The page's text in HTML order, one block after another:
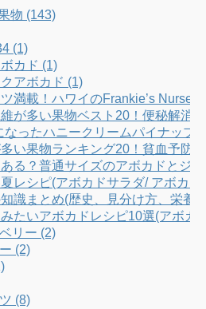
e
l
物 (143)
(1)
カド (1)
アボカド (1)
満載！ハワイのFrankie’s
が多い果物ベスト20！便秘解消
なったハニークリームパイナップ
い果物ランキング20！貧血予防
る？普通サイズのアボカドとジ
レシピ(アボカドサラダ/ アボカ
識まとめ(歴史、見分け方、栄養
たいアボカドレシピ10選(アボカ
リー (2)
(2)
(8)